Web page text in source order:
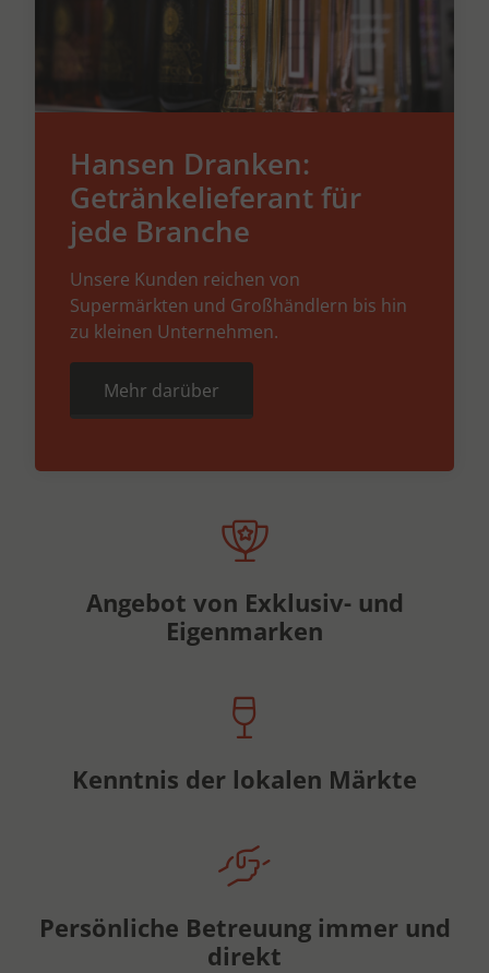
Hansen Dranken:
Getränkelieferant für
jede Branche
Unsere Kunden reichen von
Supermärkten und Großhändlern bis hin
zu kleinen Unternehmen.
Mehr darüber
Angebot von Exklusiv- und
Eigenmarken
Kenntnis der lokalen Märkte
Persönliche Betreuung immer und
direkt